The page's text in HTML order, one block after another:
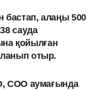
алаңы 500
сауда
қойылған
отыр.
СОО аумағында